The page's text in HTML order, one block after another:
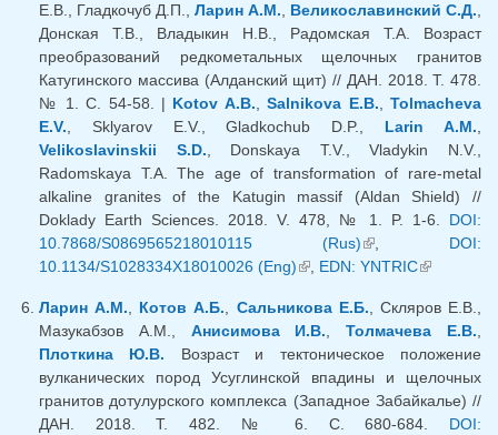
Е.В., Гладкочуб Д.П., Ларин А.М., Великославинский С.Д.,
Донская Т.В., Владыкин Н.В., Радомская Т.А. Возраст
преобразований редкометальных щелочных гранитов
Катугинского массива (Алданский щит) // ДАН. 2018. Т. 478.
№ 1. С. 54-58. | Kotov A.B.,Salnikova E.B.,Tolmacheva
E.V., Sklyarov E.V., Gladkochub D.P., Larin A.M.,
Velikoslavinskii S.D., Donskaya T.V., Vladykin N.V.,
Radomskaya T.A. The age of transformation of rare-metal
alkaline granites of the Katugin massif (Aldan Shield) //
Doklady Earth Sciences. 2018. V. 478, № 1. P. 1-6. DOI:
10.7868/S0869565218010115 (Rus)(внешняя
ссылка)
, DOI:
10.1134/S1028334X18010026 (Eng)(внешняя ссылка)
, EDN: YNTRIC(внешняя
Ларин А.М., Котов А.Б., Сальникова Е.Б., Скляров Е.В.,
Мазукабзов А.М., Анисимова И.В.,Толмачева Е.В.,
Плоткина Ю.В. Возраст и тектоническое положение
вулканических пород Усуглинской впадины и щелочных
гранитов дотулурского комплекса (Западное Забайкалье) //
ДАН. 2018. Т. 482. № 6. С. 680-684. DOI: